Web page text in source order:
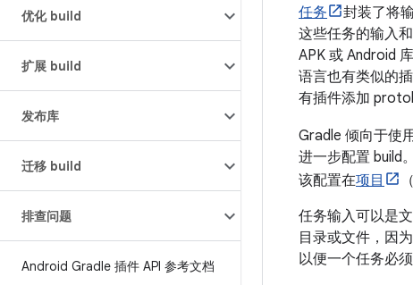
优化 build
扩展 build
发布库
迁移 build
排查问题
Android Gradle 插件 API 参考文档
任务 封装了将
这些任务的输入
APK 或 Android
语言也有类似的
有插件添加
Gradle 倾向于使
进一步配置 build
该配置在项目
任务输入可以是
目录或文件，因
以便一个任务必